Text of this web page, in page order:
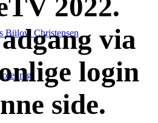
Bülow Christensen
2022.
via
login
side.